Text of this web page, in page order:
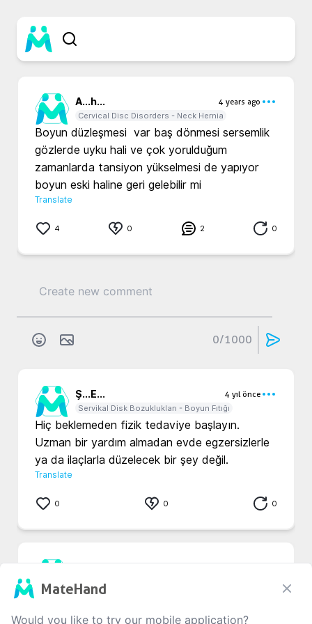
A...h...
4 years ago
Cervical Disc Disorders - Neck Hernia
Boyun düzleşmesi  var baş dönmesi sersemlik
gözlerde uyku hali ve çok yorulduğum
zamanlarda tansiyon yükselmesi de yapıyor
boyun eski haline geri gelebilir mi
Translate
4 0 2 0
0/1000
Ş...E...
4 yıl önce
Servikal Disk Bozuklukları - Boyun Fıtığı
Hiç beklemeden fizik tedaviye başlayın.
Uzman bir yardım almadan evde egzersizlerle
ya da ilaçlarla düzelecek bir şey değil.
Translate
0 0 0
d...u...
Servikal Disk Bozuklukları - Boyun Fıtığı
olsun.ALLAH acil ŞİFALAR versin
MateHand
Would you like to try our mobile application?